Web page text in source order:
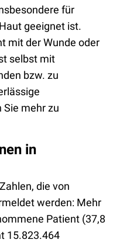
für
geeignet ist.
mit der Wunde oder
selbst mit
bzw. zu
Sie mehr zu
in
die von
werden: Mehr
Patient (37,8
15.823.464